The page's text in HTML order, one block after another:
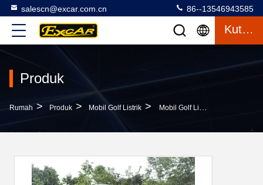
salescn@excar.com.cn 86--13546943585
Kutipan
Produk
Rumah > Produk > Mobil Golf Listrik > Mobil Golf Listrik Dengan AS Timbal - Baterai Basah Asam